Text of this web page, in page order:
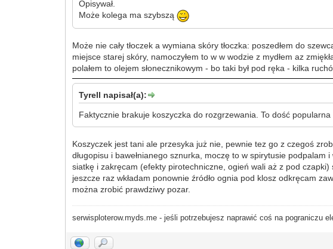
Opisywał.
Może kolega ma szybszą
Może nie cały tłoczek a wymiana skóry tłoczka: poszedłem do
miejsce starej skóry, namoczyłem to w w wodzie z mydłem az
polałem to olejem słonecznikowym - bo taki był pod ręka - kilka
Tyrell napisał(a):
Faktycznie brakuje koszyczka do rozgrzewania. To dość
Koszyczek jest tani ale przesyka już nie, pewnie tez go z czegoś
długopisu i bawełnianego sznurka, moczę to w spirytusie
siatkę i zakręcam (efekty pirotechniczne, ogień wali aż z pod
jeszcze raz wkładam ponownie źródło ognia pod klosz odkręcam
można zrobić prawdziwy pozar.
serwisploterow.myds.me - jeśli potrzebujesz naprawić coś na pograniczu